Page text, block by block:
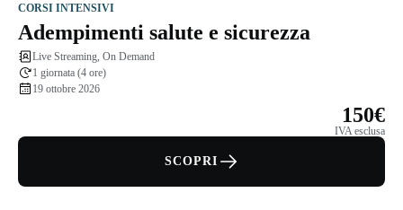
CORSI INTENSIVI
Adempimenti salute e sicurezza
Live Streaming, On Demand
1 giornata (4 ore)
19 ottobre 2026
150€
IVA esclusa
SCOPRI